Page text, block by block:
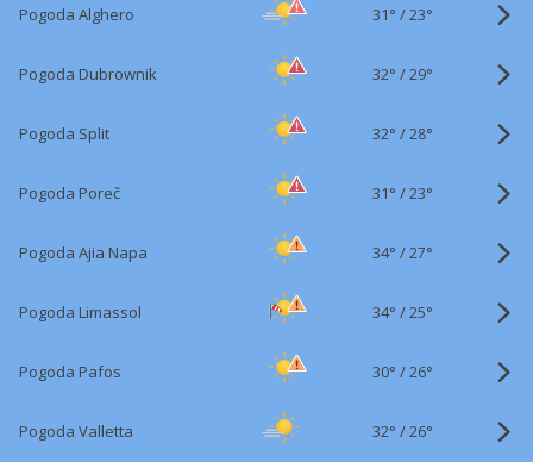
Pogoda Alghero 31° /23°
Pogoda Dubrownik 32° /29°
Pogoda Split 32° /28°
Pogoda Poreč 31° /23°
Pogoda Ajia Napa 34° /27°
Pogoda Limassol 34° /25°
Pogoda Pafos 30° /26°
Pogoda Valletta 32° /26°